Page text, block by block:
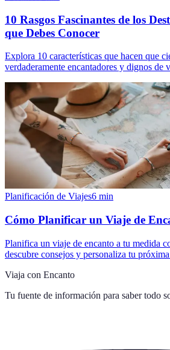
10 Rasgos Fascinantes de los
que Debes Conocer
Explora 10 características que hacen que
verdaderamente encantadores y dignos de
Planificación de Viajes6 min
Cómo Planificar un Viaje de
Planifica un viaje de encanto a tu medida
descubre consejos y personaliza tu
Viaja con Encanto
Tu fuente de información para saber todo